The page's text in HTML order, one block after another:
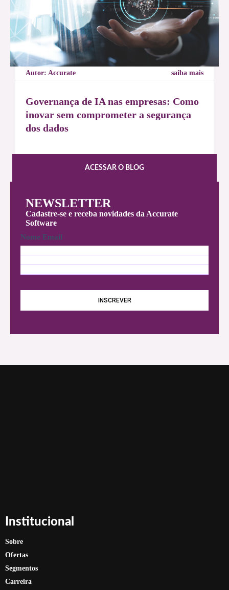
Autor: Accurate saiba mais
Governança de IA nas empresas: Como
inovar sem comprometer a segurança
dos dados
ACESSAR O BLOG
NEWSLETTER
Cadastre-se e receba novidades da Accurate
Software
Nome Email
o
m
m
*
INSCREVER
Institucional
Sobre
Ofertas
Segmentos
Carreira